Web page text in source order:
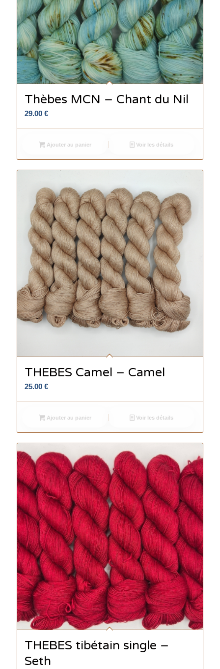
Thèbes MCN – Chant du Nil
29.00 €
Ajouter au panier Voir les détails
THEBES Camel – Camel
25.00 €
Ajouter au panier Voir les détails
THEBES tibétain single –
Seth